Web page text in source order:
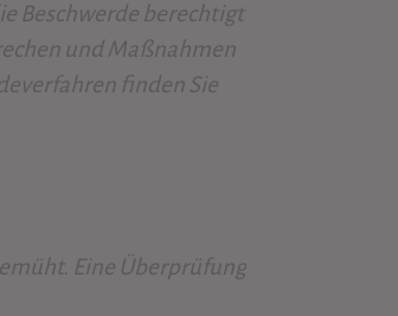
Beschwerde berechtigt
und Maßnahmen
finden Sie
Eine Überprüfung